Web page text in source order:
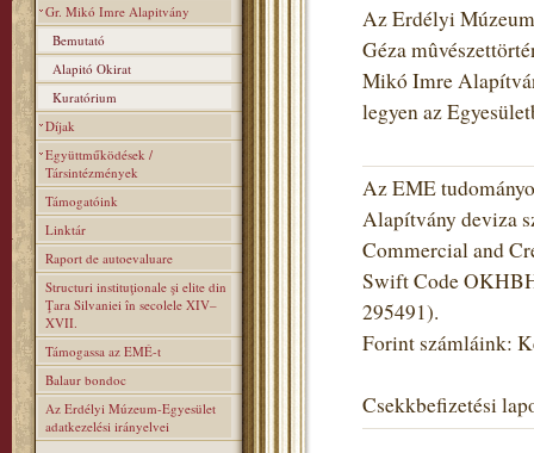
Gr. Mikó Imre Alapitvány
Bemutató
Alapitó Okirat
Kuratórium
Díjak
Együttműködések /
Társintézmények
Támogatóink
Linktár
Raport de autoevaluare
Structuri instituţionale şi elite din
Ţara Silvaniei în secolele XIV–
XVII.
Támogassa az EMÉ-t
Balaur bondoc
Az Erdélyi Múzeum-Egyesület
adatkezelési irányelvei
Az Erdélyi
Géza
Mikó Imre
legyen az
Az EME
Alapítvány deviza
Commercial and
Swift Code
295491).
Forint számláink:
Csekkbefizetési